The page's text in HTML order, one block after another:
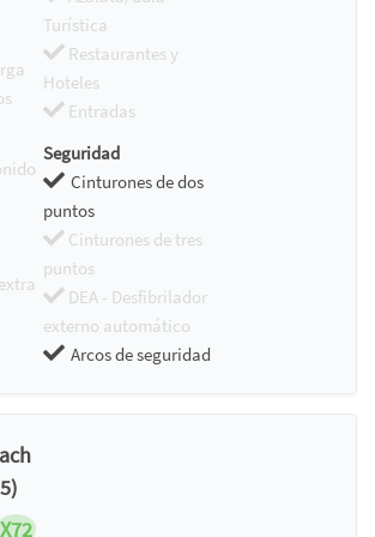
Turística
Restaurantes y
Hoteles
Entradas
Seguridad
Cinturones de dos
puntos
Cinturones de tres
puntos
DEA - Desfibrilador
externo automático
Arcos de seguridad
X72